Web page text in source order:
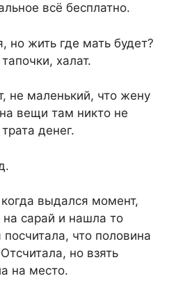
всё бесплатно.
но жить где мать будет?
халат.
не маленький, что жену
вещи там никто не
денег.
выдался момент,
на сарай и нашла то
что половина
но взять
на место.